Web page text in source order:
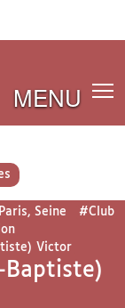
MENU
Seine
#Club
Victor
Baptiste)